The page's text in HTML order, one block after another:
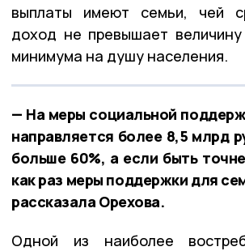
выплаты имеют семьи, чей
доход не превышает
минимума на душу населения.
— На меры социальной
направляется более 8,5 млрд
больше 60%, а если быть
как раз меры поддержки для
рассказала Орехова.
Одной из наиболее